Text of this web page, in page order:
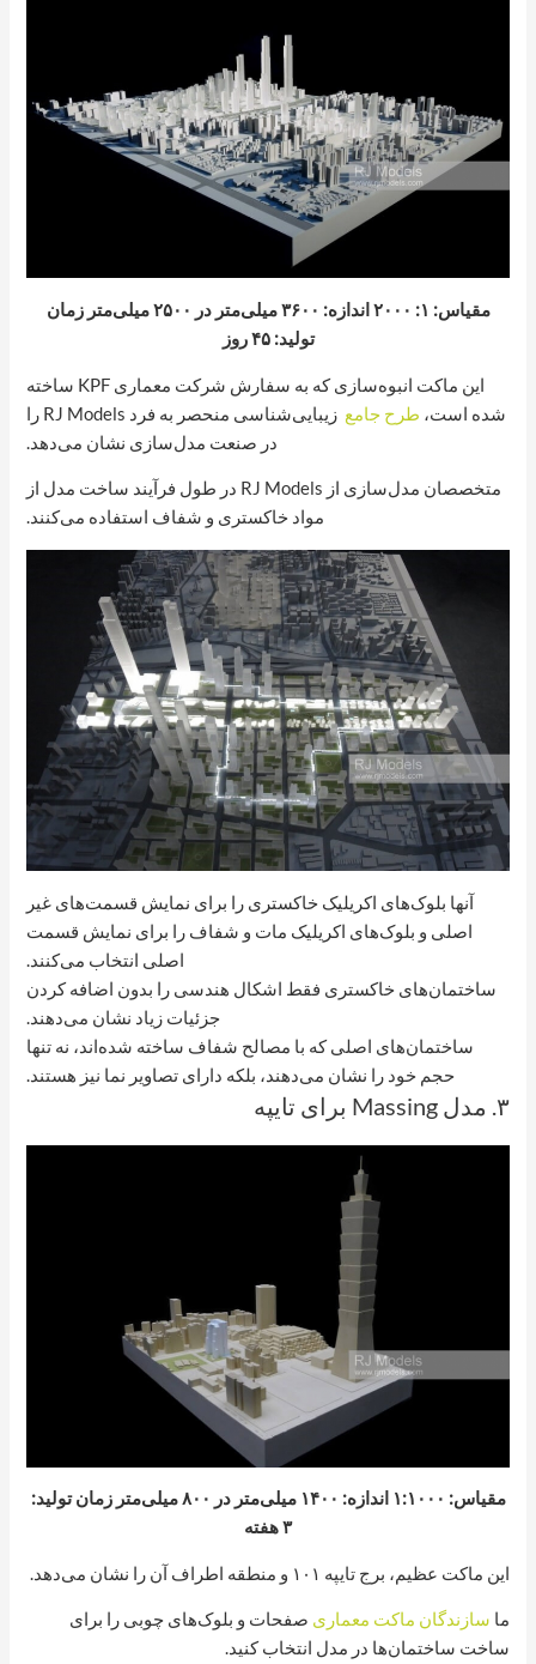
مقیاس: ۱: ۲۰۰۰ اندازه: ۳۶۰۰ میلی‌متر در ۲۵۰۰ میلی‌متر زمان
تولید: ۴۵ روز
این ماکت انبوه‌سازی که به سفارش شرکت معماری KPF ساخته
شده است، طرح جامع
زیبایی‌شناسی منحصر به فرد RJ Models را
در صنعت مدل‌سازی نشان می‌دهد.
متخصصان مدل‌سازی از RJ Models در طول فرآیند ساخت مدل از
مواد خاکستری و شفاف استفاده می‌کنند.
آنها بلوک‌های اکریلیک خاکستری را برای نمایش قسمت‌های غیر
اصلی و بلوک‌های اکریلیک مات و شفاف را برای نمایش قسمت
اصلی انتخاب می‌کنند.
ساختمان‌های خاکستری فقط اشکال هندسی را بدون اضافه کردن
جزئیات زیاد نشان می‌دهند.
ساختمان‌های اصلی که با مصالح شفاف ساخته شده‌اند، نه تنها
حجم خود را نشان می‌دهند، بلکه دارای تصاویر نما نیز هستند.
۳. مدل Massing برای تایپه
مقیاس: ۱:۱۰۰۰ اندازه: ۱۴۰۰ میلی‌متر در ۸۰۰ میلی‌متر زمان تولید:
۳ هفته
این ماکت عظیم، برج تایپه ۱۰۱ و منطقه اطراف آن را نشان می‌دهد.
ما سازندگان ماکت معماری صفحات و بلوک‌های چوبی را برای
ساخت ساختمان‌ها در مدل انتخاب کنید.